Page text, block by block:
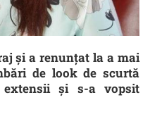
și a renunțat la a mai
de look de scurtă
și s-a vopsit